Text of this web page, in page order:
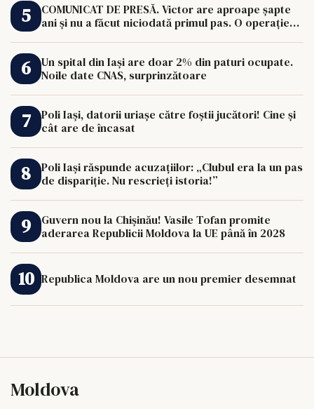
COMUNICAT DE PRESĂ. Victor are aproape șapte
ani și nu a făcut niciodată primul pas. O operație
Un spital din Iași are doar 2% din paturi ocupate.
Noile date CNAS, surprinzătoare
Poli Iași, datorii uriașe către foștii jucători! Cine și
cât are de încasat
Poli Iași răspunde acuzațiilor: „Clubul era la un pas
de dispariție. Nu rescrieți istoria!”
Guvern nou la Chișinău! Vasile Tofan promite
aderarea Republicii Moldova la UE până în 2028
Republica Moldova are un nou premier desemnat
Moldova